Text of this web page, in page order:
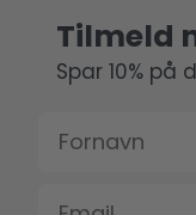
Tilmeld
Spar 10% på
Fornavn
Email